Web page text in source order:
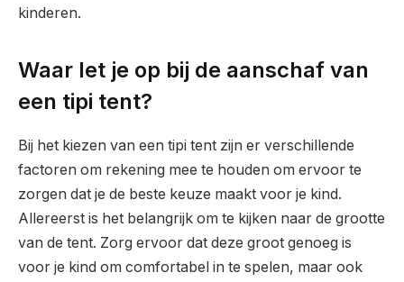
kinderen.
Waar let je op bij de aanschaf van
een tipi tent?
Bij het kiezen van een tipi tent zijn er verschillende
factoren om rekening mee te houden om ervoor te
zorgen dat je de beste keuze maakt voor je kind.
Allereerst is het belangrijk om te kijken naar de grootte
van de tent. Zorg ervoor dat deze groot genoeg is
voor je kind om comfortabel in te spelen, maar ook